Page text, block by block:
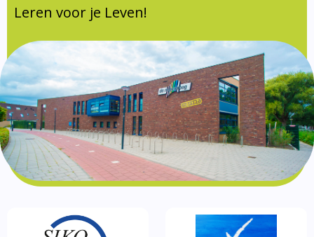
Formulieren
SIKO
Leren voor je Leven!